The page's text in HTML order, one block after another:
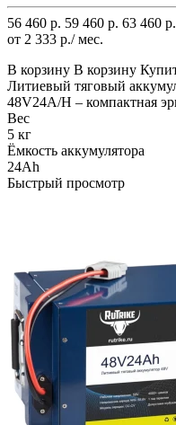
56 460 р. 59 460 р. 63 460 р.
от 2 333 р./ мес.
В корзину В корзину
Литиевый тяговый
48V24A/H – компактная
Вес
5 кг
Ёмкость аккумулятора
24Ah
Быстрый просмотр